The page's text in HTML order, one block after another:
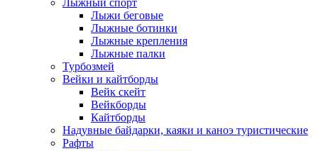
Лыжный спорт
Лыжи беговые
Лыжные ботинки
Лыжные крепления
Лыжные палки
Турбозмей
Вейки и кайтборды
Вейк скейт
Вейкборды
Кайтборды
Надувные байдарки, каяки и каноэ туристические
Рафты